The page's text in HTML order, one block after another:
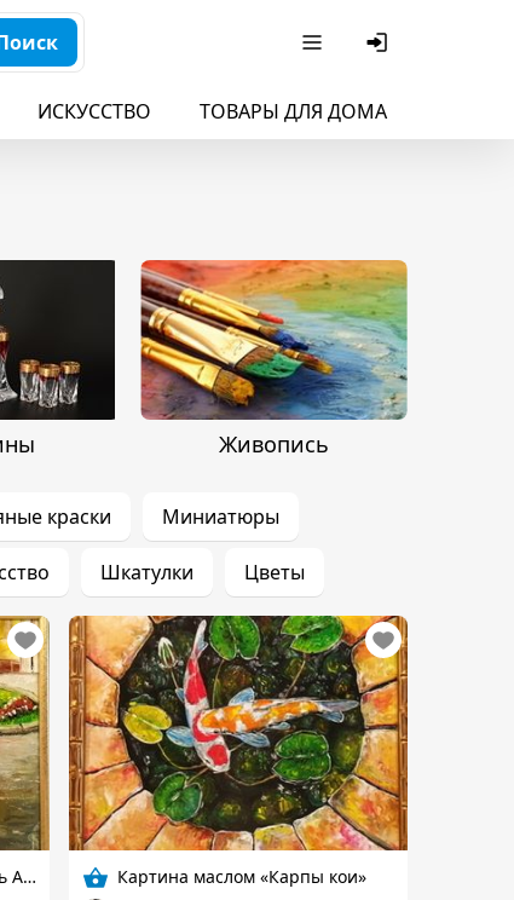
ИСКУССТВО ТОВАРЫ ДЛЯ ДОМА
Живопись
краски Миниатюры
Шкатулки Цветы
Картина маслом «Автомобиль AURUS» Картина маслом «Карпы кои»